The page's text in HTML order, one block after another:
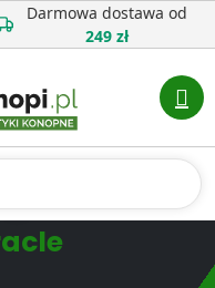
Darmowa dostawa od
249 zł